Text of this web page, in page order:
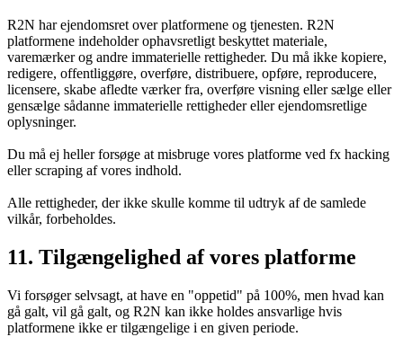
R2N har ejendomsret over platformene og tjenesten. R2N
platformene indeholder ophavsretligt beskyttet materiale,
varemærker og andre immaterielle rettigheder. Du må ikke kopiere,
redigere, offentliggøre, overføre, distribuere, opføre, reproducere,
licensere, skabe afledte værker fra, overføre visning eller sælge eller
gensælge sådanne immaterielle rettigheder eller ejendomsretlige
oplysninger.
Du må ej heller forsøge at misbruge vores platforme ved fx hacking
eller scraping af vores indhold.
Alle rettigheder, der ikke skulle komme til udtryk af de samlede
vilkår, forbeholdes.
11. Tilgængelighed af vores platforme
Vi forsøger selvsagt, at have en "oppetid" på 100%, men hvad kan
gå galt, vil gå galt, og R2N kan ikke holdes ansvarlige hvis
platformene ikke er tilgængelige i en given periode.